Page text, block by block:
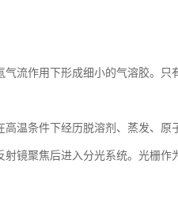
流作用下形成细小的气溶胶。只
温条件下经历脱溶剂、蒸发、原
镜聚焦后进入分光系统。光栅